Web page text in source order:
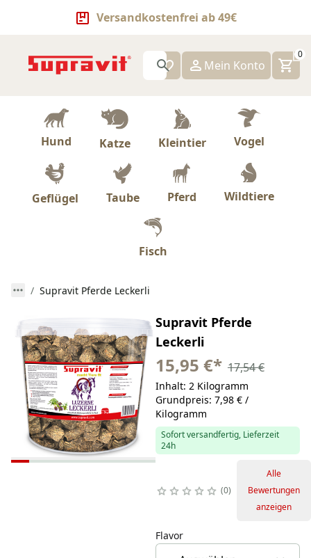
Versandkostenfrei ab 49€
0
Mein Konto
Hund Katze Kleintier Vogel
Geflügel Taube Pferd Wildtiere
Fisch
Supravit Pferde Leckerli
Supravit Pferde
Leckerli
15,95 €* 17,54 €
Inhalt: 2 Kilogramm
Grundpreis: 7,98 € /
Kilogramm
Sofort versandfertig, Lieferzeit
24h
0
Alle
Bewertungen
anzeigen
Flavor